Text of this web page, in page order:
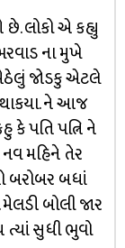
લોકો એ કહ્યુ
ના મુખે
જોડકુ એટલે
ને આજ
કે પતિ પત્નિ ને
નવ મહિને તેર
બરોબર બધાં
બોલી જાર
ત્યાં સુધી ભુવો